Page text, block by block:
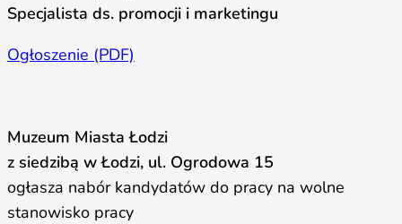
Specjalista ds. promocji i marketingu
Ogłoszenie (PDF)
Muzeum Miasta Łodzi
z siedzibą w Łodzi, ul. Ogrodowa 15
ogłasza nabór kandydatów do pracy na wolne
stanowisko pracy